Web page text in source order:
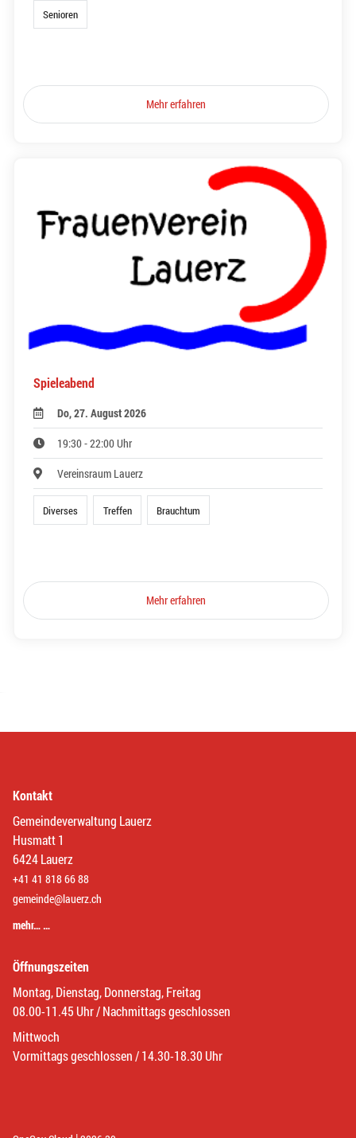
Senioren
Mehr erfahren
Spieleabend
Do, 27. August 2026
19:30 - 22:00 Uhr
Vereinsraum Lauerz
Diverses Treffen Brauchtum
Mehr erfahren
Kontakt
Gemeindeverwaltung Lauerz
Husmatt 1
6424 Lauerz
+41 41 818 66 88
gemeinde@lauerz.ch
mehr… …
Öffnungszeiten
Montag, Dienstag, Donnerstag, Freitag
08.00-11.45 Uhr / Nachmittags geschlossen
Mittwoch
Vormittags geschlossen / 14.30-18.30 Uhr